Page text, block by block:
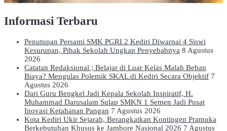
Informasi Terbaru
Penutupan Persami SMK PGRI 2 Kediri Diwarnai 4 Siswi
Kesurupan, Pihak Sekolah Ungkap Penyebabnya 8 Agustus
2026
Catatan Redaksional ; Belajar di Luar Kelas Malah Beban
Biaya? Mengulas Polemik SKAL di Kediri Secara Objektif 7
Agustus 2026
Dari Guru Bengkel Jadi Kepala Sekolah Inspiratif, H.
Muhammad Darusalam Sulap SMKN 1 Semen Jadi Pusat
Inovasi Ketahanan Pangan 7 Agustus 2026
Kota Kediri Ukir Sejarah, Berangkatkan Kontingen Pramuka
Berkebutuhan Khusus ke Jambore Nasional 2026 7 Agustus